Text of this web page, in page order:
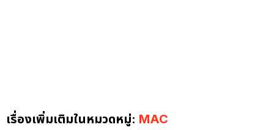
เรื่องเพิ่มเติมในหมวดหมู่: MAC